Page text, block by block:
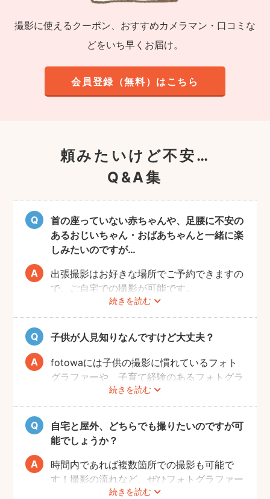
撮影に使えるクーポン、おすすめカメラマン・口コミな
どをいち早くお届け。
会員登録（無料）はこちら
頼みたいけど不安…
Q&A集
首の座っていない赤ちゃんや、足腰に不安の
あるおじいちゃん・おばあちゃんと一緒に楽
しみたいのですが…
続きを読む
出張撮影はお好きな場所でご予約できますの
で、ご自宅での撮影が可能です。
ご家族みなさんが撮りやすい場所をご指定い
ただければと思います。
子供が人見知りなんですけど大丈夫？
続きを読む
fotowaには子供の撮影に慣れているフォト
グラファーや、子育て経験のあるフォトグラ
ファーがたくさんいます！お子様のペースに
合わせて撮影をするので、人見知りのお子様
でも自然な表情を引き出してくれます。
自宅と屋外、どちらでも撮りたいのですが可
能でしょうか？
続きを読む
時間内であれば複数箇所での撮影も可能で
す！撮影の流れなど、ぜひフォトグラファー
に相談してみてください。